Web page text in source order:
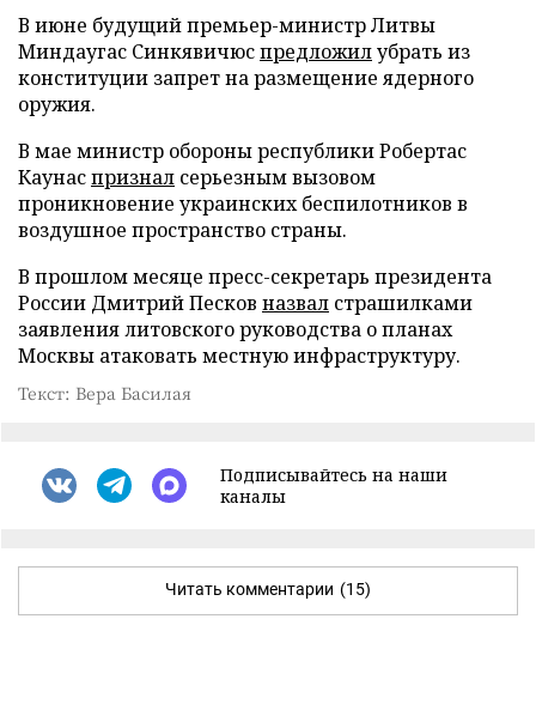
В июне будущий премьер-министр Литвы
Миндаугас Синкявичюспредложилубрать из
конституции запрет на размещение ядерного
оружия.
В мае министр обороны республики Робертас
Каунаспризнал серьезным вызовом
проникновение украинских беспилотников в
воздушное пространство страны.
В прошлом месяце пресс-секретарь президента
России Дмитрий Песков назвал страшилками
заявления литовского руководства о планах
Москвы атаковать местную инфраструктуру.
Текст: Вера Басилая
Подписывайтесь на наши
каналы
Читать комментарии (15)